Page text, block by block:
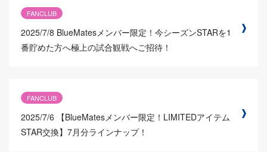
FANCLUB
2025/7/8 BlueMatesメンバー限定！今シーズンSTARを1
番貯めた方へ極上の試合観戦へご招待！
FANCLUB
2025/7/6
【BlueMatesメンバー限定！LIMITEDアイテム
STAR交換】7月分ラインナップ！